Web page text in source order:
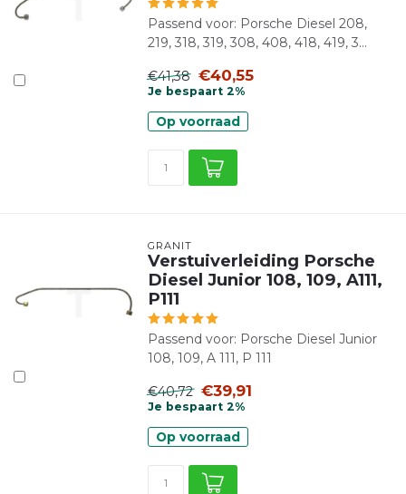
Passend voor: Porsche Diesel 208,
219, 318, 319, 308, 408, 418, 419, 3...
€41,38 €40,55
Je bespaart 2%
Op voorraad
GRANIT
Verstuiverleiding Porsche
Diesel Junior 108, 109, A111,
P111
Passend voor: Porsche Diesel Junior
108, 109, A 111, P 111
€40,72 €39,91
Je bespaart 2%
Op voorraad